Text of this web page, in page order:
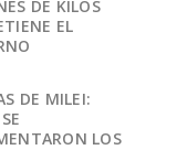
DE KILOS
EL
DE MILEI:
LOS